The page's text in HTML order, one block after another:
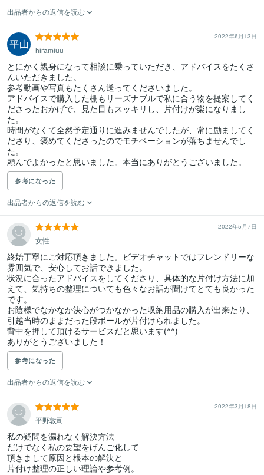
出品者からの返信を読む
2022年6月13日
hiramiuu
とにかく親身になって相談に乗っていただき、アドバイスをたくさ
んいただきました。
参考動画や写真もたくさん送ってくださいました。
アドバイスで購入した棚もリーズナブルで私に合う物を提案してく
ださったおかげで、見た目もスッキリし、片付けが楽になりまし
た。
時間がなくて全然予定通りに進みませんでしたが、常に励ましてく
ださり、褒めてくださったのでモチベーションが落ちませんでし
た。
頼んでよかったと思いました。本当にありがとうございました。
参考になった
出品者からの返信を読む
2022年5月7日
女性
終始丁寧にご対応頂きました。ビデオチャットではフレンドリーな
雰囲気で、安心してお話できました。
状況に合ったアドバイスをしてくださり、具体的な片付け方法に加
えて、気持ちの整理についても色々なお話が聞けてとても良かった
です。
お陰様でなかなか決心がつかなかった収納用品の購入が出来たり、
引越当時のままだった段ボールが片付けられました。
背中を押して頂けるサービスだと思います(^^)
ありがとうございました！
参考になった
出品者からの返信を読む
2022年3月18日
平野敦司
私の疑問を漏れなく解決方法
だけでなく私の要望をげんご化して
頂きまして原因と根本の解決と
片付け整理の正しい理論や参考例。